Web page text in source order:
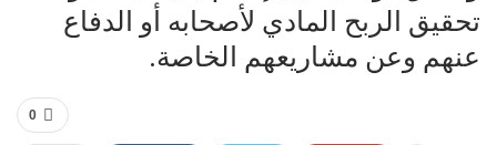
تحقيق الربح المادي لأصحابه أو الدفاع
عنهم وعن مشاريعهم الخاصة.
0